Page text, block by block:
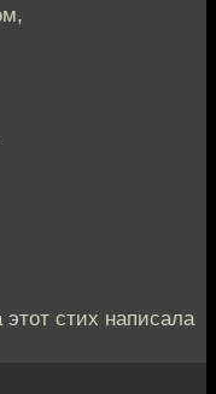
стих написала